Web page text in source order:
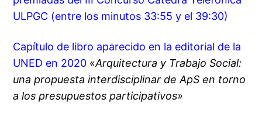
ULPGC (entre los minutos 33:55 y el 39:30)
Capítulo de libro aparecido en la editorial de la
UNED en 2020 «Arquitectura y Trabajo Social:
una propuesta interdisciplinar de ApS en torno
a los presupuestos participativos»